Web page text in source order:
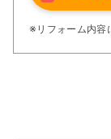
アフターサー
ぜひ、あなた
※リフォーム内容